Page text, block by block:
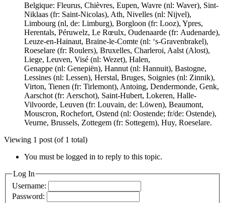
Belgique: Fleurus, Chièvres, Eupen, Wavre (nl: Waver), Sint-
Niklaas (fr: Saint-Nicolas), Ath, Nivelles (nl: Nijvel),
Limbourg (nl, de: Limburg), Borgloon (fr: Looz), Ypres,
Herentals, Péruwelz, Le Rœulx, Oudenaarde (fr: Audenarde),
Leuze-en-Hainaut, Braine-le-Comte (nl: ‘s-Gravenbrakel),
Roeselare (fr: Roulers), Bruxelles, Charleroi, Aalst (Alost),
Liege, Leuven, Visé (nl: Wezet), Halen,
Genappe (nl: Genepiën), Hannut (nl: Hannuit), Bastogne,
Lessines (nl: Lessen), Herstal, Bruges, Soignies (nl: Zinnik),
Virton, Tienen (fr: Tirlemont), Antoing, Dendermonde, Genk,
Aarschot (fr: Aerschot), Saint-Hubert, Lokeren, Halle-
Vilvoorde, Leuven (fr: Louvain, de: Löwen), Beaumont,
Mouscron, Rochefort, Ostend (nl: Oostende; fr/de: Ostende),
Veurne, Brussels, Zottegem (fr: Sottegem), Huy, Roeselare.
Viewing 1 post (of 1 total)
You must be logged in to reply to this topic.
Log In
Username:
Password: